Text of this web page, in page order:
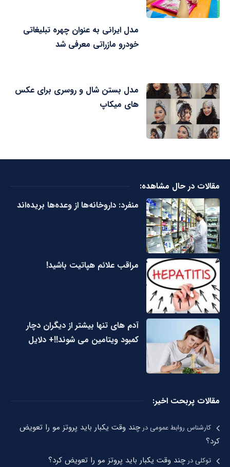
مدل ایرانی به عنوان چهره تبلیغاتی
خودرو مازراتی معرفی شد
مدل بستن شال و روسری برای عکس
های میکاپ
مقالات در حال مشاهده:
منفرد: داروخانه‌ها از وعده‌ها بریده‌اند
مراقب علائم هپاتیت باشید!
آدم های تنها بیشتر از دیگران دچار
کمبود ویتامین می شوند!!+ دلایل
مقالات پربحت اخیر:
کارشناس روابط عمومیدرچند وقت یکبار باید پروتز مو را تعویض
کرد؟
توکلیدرچند وقت یکبار باید پروتز مو را تعویض کرد؟